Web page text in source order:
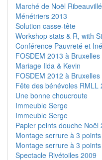
Marché de Noël
Ménétriers 2013
Solution casse-tête
Workshop stats & R, with
Conférence Pauvreté et
FOSDEM 2013 à Bruxelles
Mariage Ilda & Kevin
FOSDEM 2012 à Bruxelles
Fête des bénévoles RMLL
Une bonne choucroute
Immeuble Serge
Immeuble Serge
Papier peints douche Noël
Montage serrure à 3
Montage serrure à 3
Spectacle Rivétoiles 2009